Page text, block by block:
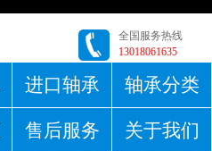
全国服务热线
13018061635
进口轴承 轴承分类
售后服务 关于我们